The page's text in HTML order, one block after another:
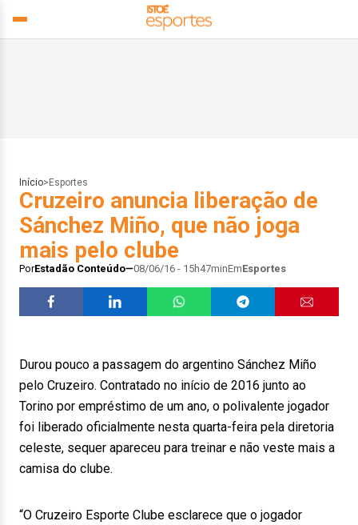
Início> Esportes
Cruzeiro anuncia liberação de
Sánchez Miño, que não joga
mais pelo clube
PorEstadão Conteúdo 08/06/16 - 15h47minEmEsportes
Durou pouco a passagem do argentino Sánchez Miño
pelo Cruzeiro. Contratado no início de 2016 junto ao
Torino por empréstimo de um ano, o polivalente jogador
foi liberado oficialmente nesta quarta-feira pela diretoria
celeste, sequer apareceu para treinar e não veste mais a
camisa do clube.
“O Cruzeiro Esporte Clube esclarece que o jogador